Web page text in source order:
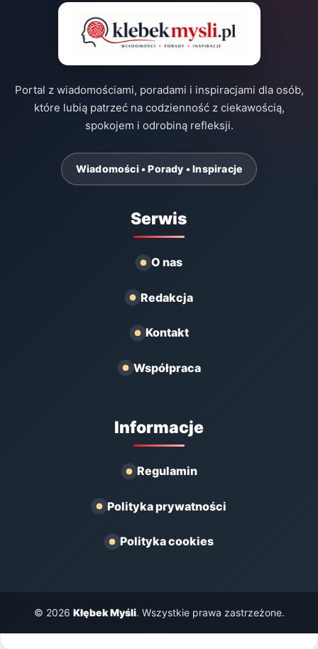
Portal z wiadomościami, poradami i inspiracjami dla osób,
które lubią patrzeć na codzienność z ciekawością,
spokojem i odrobiną refleksji.
Wiadomości • Porady • Inspiracje
Serwis
O nas
Redakcja
Kontakt
Współpraca
Informacje
Regulamin
Polityka prywatności
Polityka cookies
© 2026 Kłębek Myśli. Wszystkie prawa zastrzeżone.